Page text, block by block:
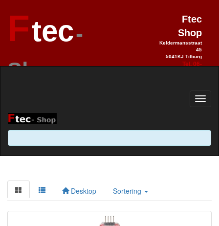
Ftec-
Shop
Ftec
Shop
Keldermansstraat
45
5041KJ Tilburg
Tel. 06-
Desktop Sortering